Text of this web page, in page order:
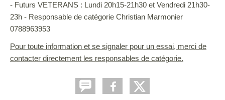
- Futurs VETERANS : Lundi 20h15-21h30 et Vendredi 21h30-
23h - Responsable de catégorie Christian Marmonier
0788963953
Pour toute information et se signaler pour un essai, merci de
contacter directement les responsables de catégorie.